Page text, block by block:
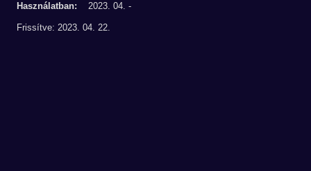
Használatban: 2023. 04. -
Frissítve: 2023. 04. 22.